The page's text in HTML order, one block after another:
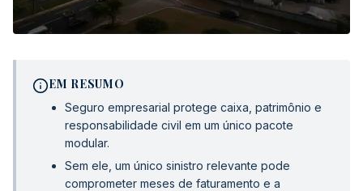
EM RESUMO
Seguro empresarial protege caixa, patrimônio e
responsabilidade civil em um único pacote
modular.
Sem ele, um único sinistro relevante pode
comprometer meses de faturamento e a